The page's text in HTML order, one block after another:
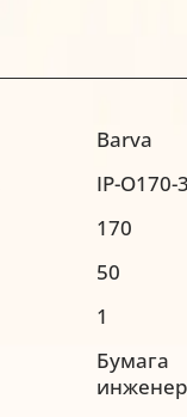
Barva
IP-O170-
170
50
1
Бумага